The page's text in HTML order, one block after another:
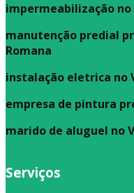
impermeabilização no
manutenção predial
Romana
instalação eletrica no
empresa de pintura
marido de aluguel no
Serviços